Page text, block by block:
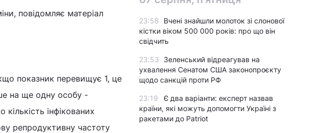
повідомляє матеріал
показник перевищує 1, це
на ще одну особу -
інфікованих
репродуктивну частоту
23:58
Вчені знайшли молоток зі слонової
кістки віком 500 000 років: про що він
свідчить
23:53
Зеленський відреагував на
ухвалення Сенатом США законопроєкту
щодо санкцій проти РФ
23:19
Є два варіанти: експерт назвав
країни, які можуть допомогти Україні з
ракетами до Patriot